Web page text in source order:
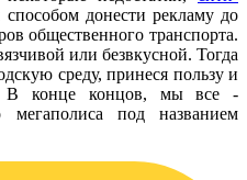
донести рекламу до
общественного транспорта.
или безвкусной. Тогда
среду, принеся пользу и
В конце концов, мы все -
мегаполиса под названием